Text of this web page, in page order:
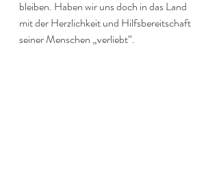
bleiben. Haben wir uns doch in das Land
mit der Herzlichkeit und Hilfsbereitschaft
seiner Menschen „verliebt“.